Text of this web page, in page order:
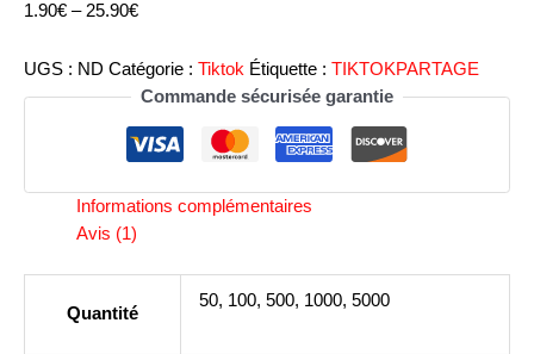
1.90€ – 25.90€
UGS : ND Catégorie : Tiktok Étiquette : TIKTOKPARTAGE
Commande sécurisée garantie
Informations complémentaires
Avis (1)
Quantité
50, 100, 500, 1000, 5000